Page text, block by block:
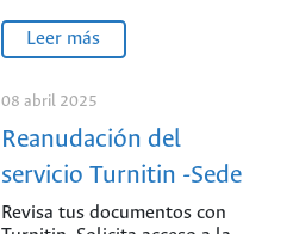
Leer más
08 abril 2025
Reanudación del
servicio Turnitin -Sede
Palmira
Revisa tus documentos con